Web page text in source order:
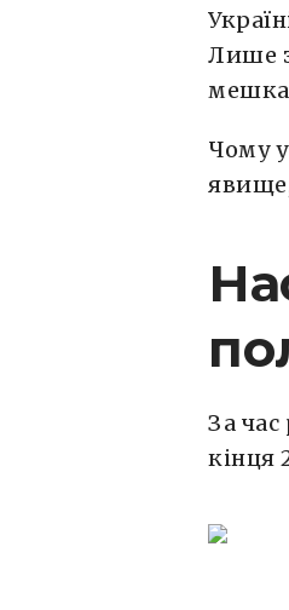
Лише
Чому
За час
кінця